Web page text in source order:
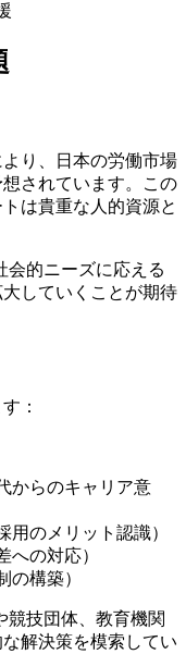
り、日本の労働市場
されています。この
は貴重な人的資源と
会的ニーズに応える
していくことが期待
：
からのキャリア意
のメリット認識）
への対応）
の構築）
競技団体、教育機関
解決策を模索してい